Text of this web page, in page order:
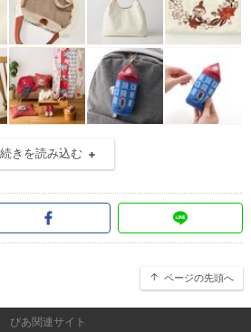
続きを読み込む
ページの先頭へ
ぴあ関連サイト